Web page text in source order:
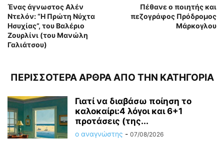
Ένας άγνωστος Αλέν
Ντελόν: “Η Πρώτη Νύχτα
Ησυχίας”, του Βαλέριο
Ζουρλίνι (του Μανώλη
Γαλιάτσου)
Πέθανε ο ποιητής και
πεζογράφος Πρόδρομος
Μάρκογλου
ΠΕΡΙΣΣΟΤΕΡΑ ΑΡΘΡΑ ΑΠΟ ΤΗΝ ΚΑΤΗΓΟΡΙΑ
Γιατί να διαβάσω ποίηση το
καλοκαίρι:4 λόγοι και 6+1
προτάσεις (της...
ο αναγνώστης - 07/08/2026